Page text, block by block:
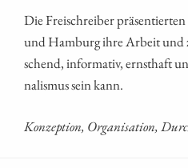
Die Frei­schrei­ber
und Ham­burg ihre Arbeit und
schend, infor­ma­tiv, ernst­haft
na­lis­mus sein kann.
Kon­zep­ti­on, Orga­ni­sa­ti­on,